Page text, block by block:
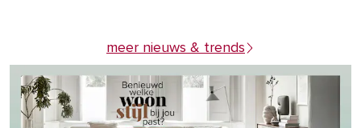
meer nieuws & trends